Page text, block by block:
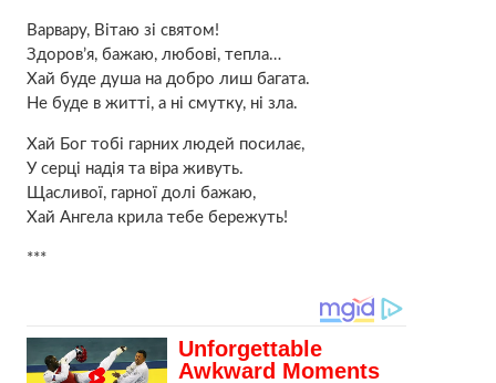
Варвару, Вітаю зі святом!
Здоров’я, бажаю, любові, тепла…
Хай буде душа на добро лиш багата.
Не буде в житті, а ні смутку, ні зла.
Хай Бог тобі гарних людей посилає,
У серці надія та віра живуть.
Щасливої, гарної долі бажаю,
Хай Ангела крила тебе бережуть!
***